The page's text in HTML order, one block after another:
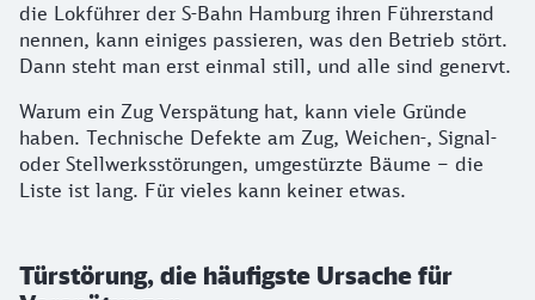
die Lokführer der S-Bahn Hamburg ihren Führerstand
nennen, kann einiges passieren, was den Betrieb stört.
Dann steht man erst einmal still, und alle sind genervt.
Warum ein Zug Verspätung hat, kann viele Gründe
haben. Technische Defekte am Zug, Weichen-, Signal-
oder Stellwerksstörungen, umgestürzte Bäume – die
Liste ist lang. Für vieles kann keiner etwas.
Türstörung, die häufigste Ursache für